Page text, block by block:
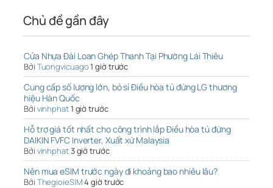
Chủ đề gần đây
Cửa Nhựa Đài Loan Ghép Thanh Tại Phường Lái Thiêu
Bởi Tuongvicuago1 giờ trước
Cung cấp số lượng lớn, bỏ sỉ Điều hòa tủ đứng LG thương
hiệu Hàn Quốc
Bởi vinhphat1 giờ trước
Hỗ trợ giá tốt nhất cho công trình lắp Điều hòa tủ đứng
DAIKIN FVFC Inverter, Xuất xứ Malaysia
Bởi vinhphat3 giờ trước
Nên mua eSIM trước ngày đi khoảng bao nhiêu lâu?
Bởi ThegioieSIM4 giờ trước